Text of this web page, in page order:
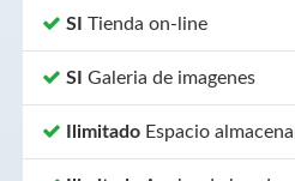
SI Tienda on-line
SI Galeria de imagenes
Ilimitado Espacio